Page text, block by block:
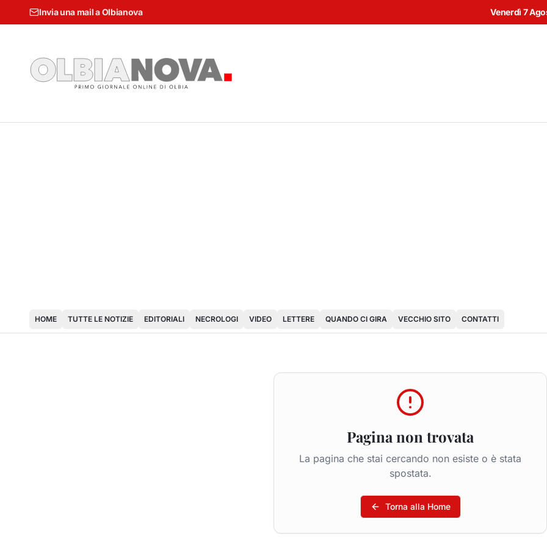
Invia una mail a Olbianova Venerdì 7
HOME TUTTE LE NOTIZIE EDITORIALI NECROLOGI VIDEO LETTERE QUANDO CI GIRA VECCHIO SITO CONTATTI
Pagina non trovata
La pagina che stai cercando non esiste o è stata
spostata.
Torna alla Home